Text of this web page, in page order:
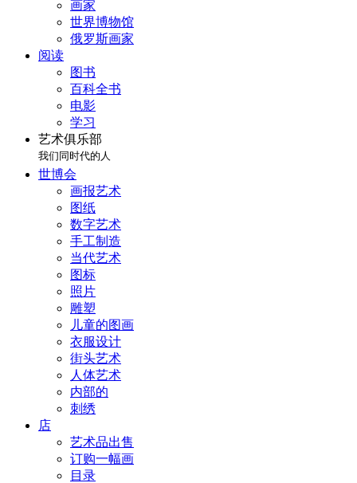
画家
世界博物馆
俄罗斯画家
阅读
图书
百科全书
电影
学习
艺术俱乐部
我们同时代的人
世博会
画报艺术
图纸
数字艺术
手工制造
当代艺术
图标
照片
雕塑
儿童的图画
衣服设计
街头艺术
人体艺术
内部的
刺绣
店
艺术品出售
订购一幅画
目录